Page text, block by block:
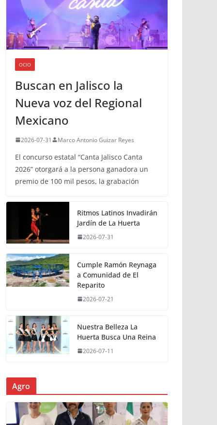
OCIO
Buscan en Jalisco la
Nueva voz del Regional
Mexicano
2026-07-31 Marco Antonio Guizar Reyes
El concurso estatal “Canta Jalisco Canta
2026” otorgará a la persona ganadora un
premio de 100 mil pesos, la grabación
Ritmos Latinos Invadirán
Jardín de La Huerta
2026-07-31
Cumple Ramón Reynaga
a Comunidad de El
Reparito
2026-07-21
Nuestra Belleza La
Huerta Busca Una Reina
2026-07-11
Agro